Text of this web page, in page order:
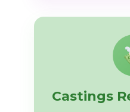
Castings